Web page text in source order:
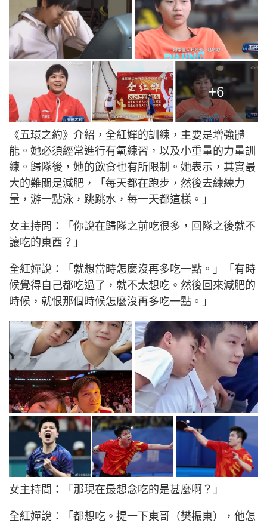
+6
《五環之約》介紹，全紅嬋的訓練，主要是增強體
能。她必須經常進行有氧練習，以及小重量的力量訓
練。歸隊後，她的飲食也有所限制。她表示，其實最
大的難關是減肥，「每天都在跑步，然後去練練力
量，游一點泳，跳跳水，每一天都這樣。」
女主持問：「你說在歸隊之前吃很多，回隊之後就不
讓吃的東西？」
全紅嬋說：「就想當時怎麼沒再多吃一點。」「有時
候覺得自己都吃過了，就不太想吃。然後回來減肥的
時候，就恨那個時候怎麼沒再多吃一點。」
女主持問：「那現在最想念吃的是甚麼啊？」
全紅嬋說：「都想吃。提一下東哥（樊振東），他怎